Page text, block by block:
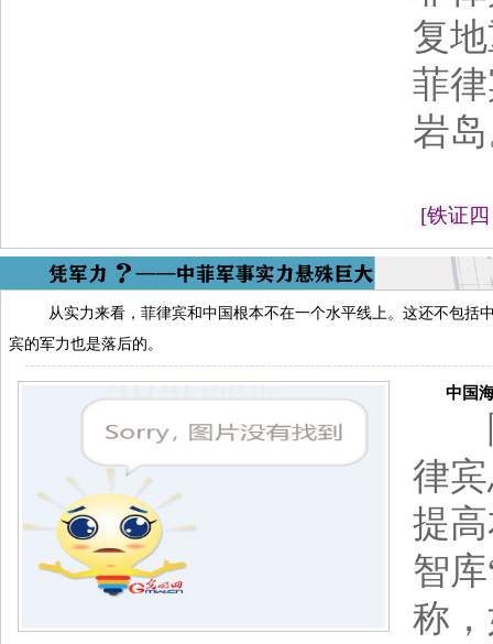
复
菲
岩
[铁证四
从实力来看，菲律宾和中国根本不在一个水平线上。这还不包
宾的军力也是落后的。
中国海
随
律
提
智
称